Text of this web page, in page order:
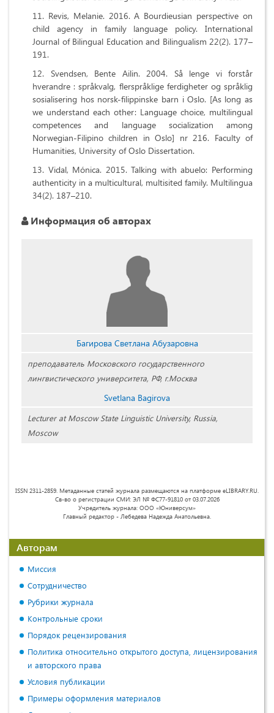
Revis, Melanie. 2016. A Bourdieusian perspective on
child agency in family language policy. International
Journal of Bilingual Education and Bilingualism 22(2). 177–
191.
Svendsen, Bente Ailin. 2004. Så lenge vi forstår
hverandre : språkvalg, flerspråklige ferdigheter og språklig
sosialisering hos norsk-filippinske barn i Oslo. [As long as
we understand each other: Language choice, multilingual
competences and language socialization among
Norwegian-Filipino children in Oslo] nr 216. Faculty of
Humanities, University of Oslo Dissertation.
Vidal, Mónica. 2015. Talking with abuelo: Performing
authenticity in a multicultural, multisited family. Multilingua
34(2). 187–210.
Информация об авторах
Багирова Светлана Абузаровна
преподаватель Московского государственного
лингвистического университета, РФ, г.Москва
Svetlana Bagirova
Lecturer at Moscow State Linguistic University, Russia,
Moscow
ISSN 2311-2859. Метаданные статей журнала размещаются на платформе eLIBRARY.RU.
Св-во о регистрации СМИ: ЭЛ № ФС77-91810 от 03.07.2026
Учредитель журнала: ООО «Юниверсум»
Главный редактор - Лебедева Надежда Анатольевна.
Авторам
Миссия
Сотрудничество
Рубрики журнала
Контрольные сроки
Порядок рецензирования
Политика относительно открытого доступа, лицензирования
и авторского права
Условия публикации
Примеры оформления материалов